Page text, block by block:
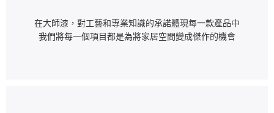
在大師漆，對工藝和專業知識的承諾體現每一款產品中
我們將每一個項目都是為將家居空間變成傑作的機會